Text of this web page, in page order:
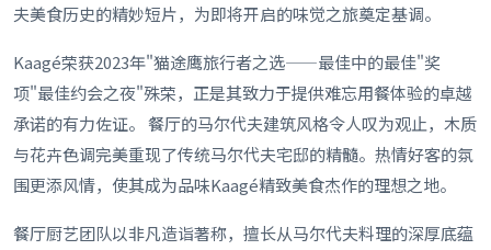
夫美食历史的精妙短片，为即将开启的味觉之旅奠定基调。
Kaagé荣获2023年"猫途鹰旅行者之选——最佳中的最佳"奖
项"最佳约会之夜"殊荣，正是其致力于提供难忘用餐体验的卓越
承诺的有力佐证。 餐厅的马尔代夫建筑风格令人叹为观止，木质
与花卉色调完美重现了传统马尔代夫宅邸的精髓。热情好客的氛
围更添风情，使其成为品味Kaagé精致美食杰作的理想之地。
餐厅厨艺团队以非凡造诣著称，擅长从马尔代夫料理的深厚底蕴